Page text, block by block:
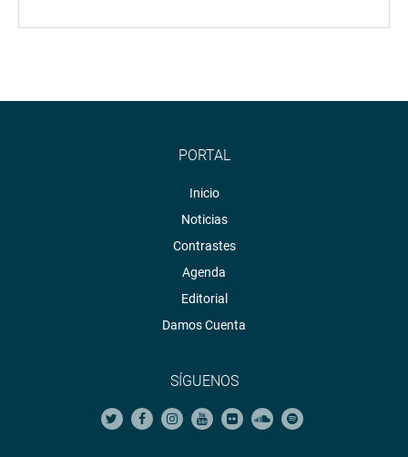
PORTAL
Inicio
Noticias
Contrastes
Agenda
Editorial
Damos Cuenta
SÍGUENOS